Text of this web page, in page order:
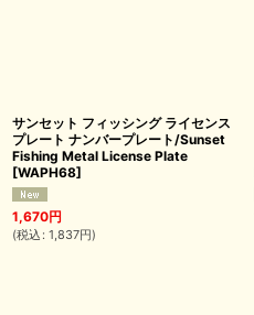
サンセット フィッシング ライセンス
プレート ナンバープレート/Sunset
Fishing Metal License Plate
[WAPH68]
1,670円
(税込 : 1,837円)